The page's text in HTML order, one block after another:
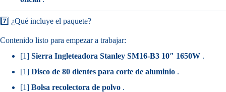
7️⃣ ¿Qué incluye el paquete?
Contenido listo para empezar a trabajar:
[1] Sierra Ingleteadora Stanley SM16-B3 10″ 1650W .
[1] Disco de 80 dientes para corte de aluminio .
[1] Bolsa recolectora de polvo .